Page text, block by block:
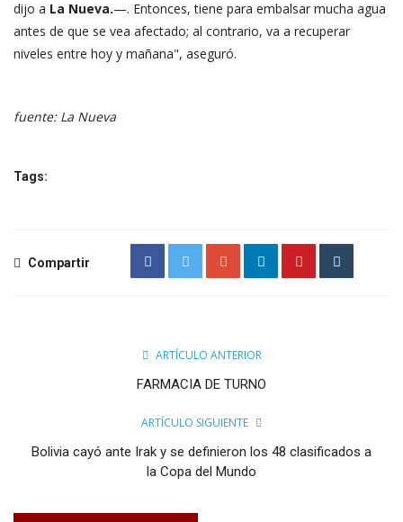
dijo a La Nueva.—. Entonces, tiene para embalsar mucha agua
antes de que se vea afectado; al contrario, va a recuperar
niveles entre hoy y mañana", aseguró.
fuente: La Nueva
Tags:
Compartir
ARTÍCULO ANTERIOR
FARMACIA DE TURNO
ARTÍCULO SIGUIENTE
Bolivia cayó ante Irak y se definieron los 48 clasificados a
la Copa del Mundo